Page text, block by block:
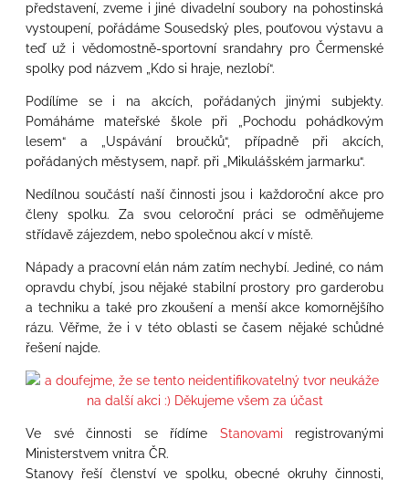
představení, zveme i jiné divadelní soubory na pohostinská
vystoupení, pořádáme Sousedský ples, pouťovou výstavu a
teď už i vědomostně-sportovní srandahry pro Čermenské
spolky pod názvem „Kdo si hraje, nezlobí“.
Podílíme se i na akcích, pořádaných jinými subjekty.
Pomáháme mateřské škole při „Pochodu pohádkovým
lesem“ a „Uspávání broučků“, případně při akcích,
pořádaných městysem, např. při „Mikulášském jarmarku“.
Nedílnou součástí naší činnosti jsou i každoroční akce pro
členy spolku. Za svou celoroční práci se odměňujeme
střídavě zájezdem, nebo společnou akcí v místě.
Nápady a pracovní elán nám zatím nechybí. Jediné, co nám
opravdu chybí, jsou nějaké stabilní prostory pro garderobu
a techniku a také pro zkoušení a menší akce komornějšího
rázu. Věřme, že i v této oblasti se časem nějaké schůdné
řešení najde.
Ve své činnosti se řídíme Stanovami registrovanými
Ministerstvem vnitra ČR.
Stanovy řeší členství ve spolku, obecné okruhy činnosti,